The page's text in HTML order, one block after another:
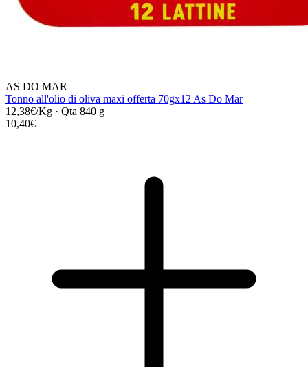
AS DO MAR
Tonno all'olio di oliva maxi offerta 70gx12 As Do Mar
12,38€/Kg · Qta 840 g
10,40€